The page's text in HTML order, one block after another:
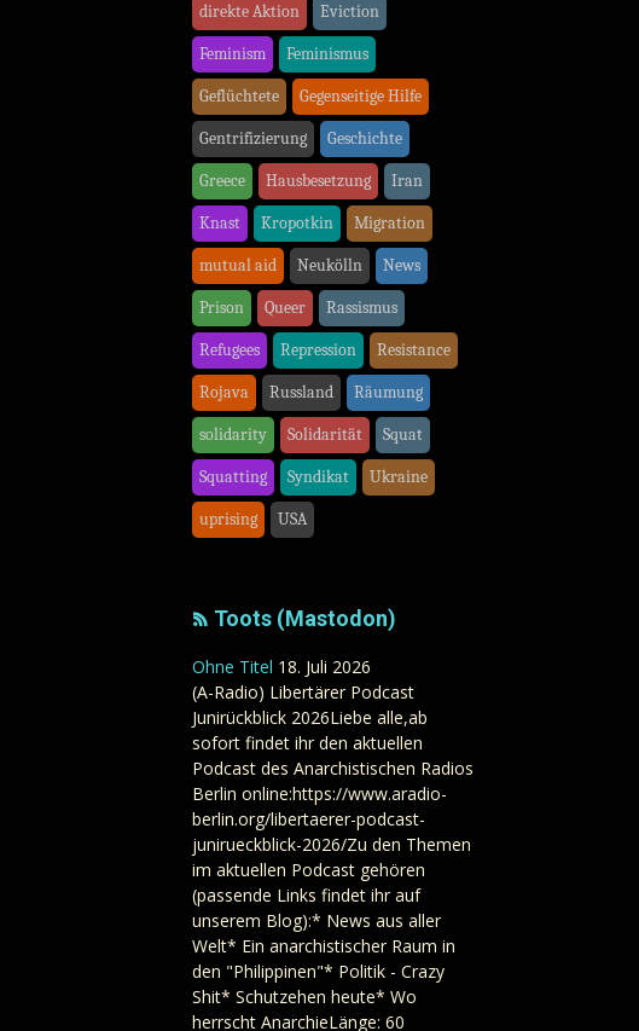
direkte Aktion Eviction
Feminism Feminismus
Geflüchtete Gegenseitige Hilfe
Gentrifizierung Geschichte
Greece Hausbesetzung Iran
Knast Kropotkin Migration
mutual aid Neukölln News
Prison Queer Rassismus
Refugees Repression Resistance
Rojava Russland Räumung
solidarity Solidarität Squat
Squatting Syndikat Ukraine
uprising USA
Toots (Mastodon)
Ohne Titel 18. Juli 2026
(A-Radio) Libertärer Podcast
Junirückblick 2026Liebe alle,ab
sofort findet ihr den aktuellen
Podcast des Anarchistischen Radios
Berlin online:https://www.aradio-
berlin.org/libertaerer-podcast-
junirueckblick-2026/Zu den Themen
im aktuellen Podcast gehören
(passende Links findet ihr auf
unserem Blog):* News aus aller
Welt* Ein anarchistischer Raum in
den "Philippinen"* Politik - Crazy
Shit* Schutzehen heute* Wo
herrscht AnarchieLänge: 60